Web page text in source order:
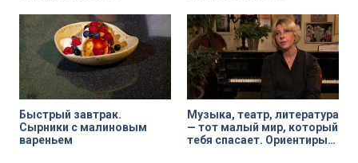
Быстрый завтрак.
Сырники с малиновым
вареньем
Музыка, театр, литература
— тот малый мир, который
тебя спасает. Ориентиры